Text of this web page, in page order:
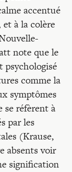
accentué
à la colère
note que le
psychologisé
comme la
symptômes
se réfèrent à
par les
(Krause,
absents voir
signification